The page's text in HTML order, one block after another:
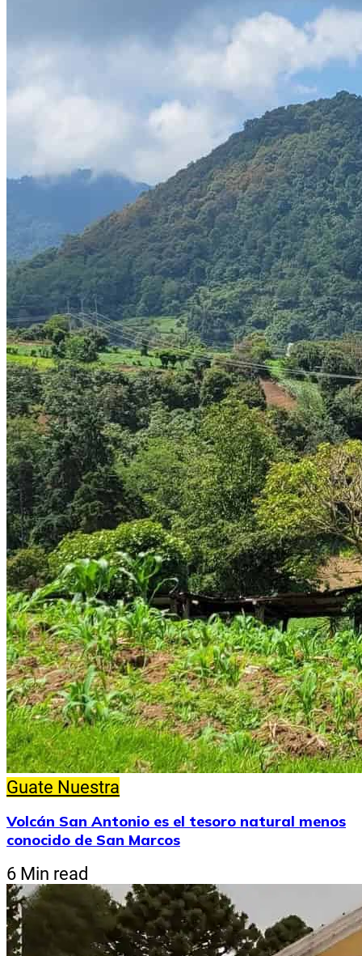
Guate Nuestra
Volcán San Antonio es el tesoro natural menos
conocido de San Marcos
6 Min read